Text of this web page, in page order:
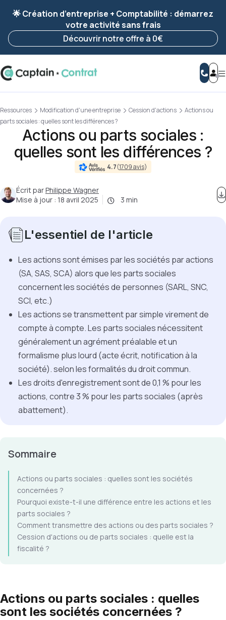
enregistrée 🚀
Reprendre ma démarche
🌟 Création d’entreprise + Comptabilité : démarrez
votre activité sans frais
Découvrir notre offre à 0€
Ressources Modification d'une entreprise Cession d'actions
Actions ou
parts sociales : quelles sont les différences ?
Actions ou parts sociales :
quelles sont les différences ?
4.7(1709 avis)
Écrit parPhilippe Wagner
Mise à jour : 18 avril 2025 3 min
L'essentiel de l'article
Les actions sont émises par les sociétés par actions
(SA, SAS, SCA) alors que les parts sociales
concernent les sociétés de personnes (SARL, SNC,
SCI, etc.)
Les actions se transmettent par simple virement de
compte à compte. Les parts sociales nécessitent
généralement un agrément préalable et un
formalisme plus lourd (acte écrit, notification à la
société). selon les formalités du droit commun.
Les droits d'enregistrement sont de 0,1 % pour les
actions, contre 3 % pour les parts sociales (après
abattement).
Sommaire
Actions ou parts sociales : quelles sont les sociétés
concernées ?
Pourquoi existe-t-il une différence entre les actions et les
parts sociales ?
Comment transmettre des actions ou des parts sociales ?
Cession d'actions ou de parts sociales : quelle est la
fiscalité ?
Actions ou parts sociales : quelles
sont les sociétés concernées ?